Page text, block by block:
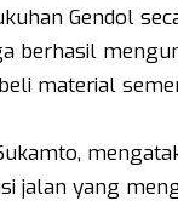
Gendol
berhasil
material
jalan yang